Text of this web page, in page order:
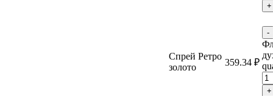
+
Спрей Ретро
золото
359.34 ₽
-
+